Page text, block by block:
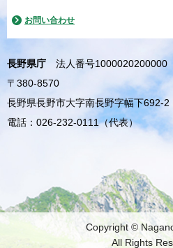
お問い合わせ
長野県庁
法人番号1000020200000
〒380-8570
長野県長野市大字南長野字幅下692-2
電話：026-232-0111（代表）
Copyright ©
All Rights